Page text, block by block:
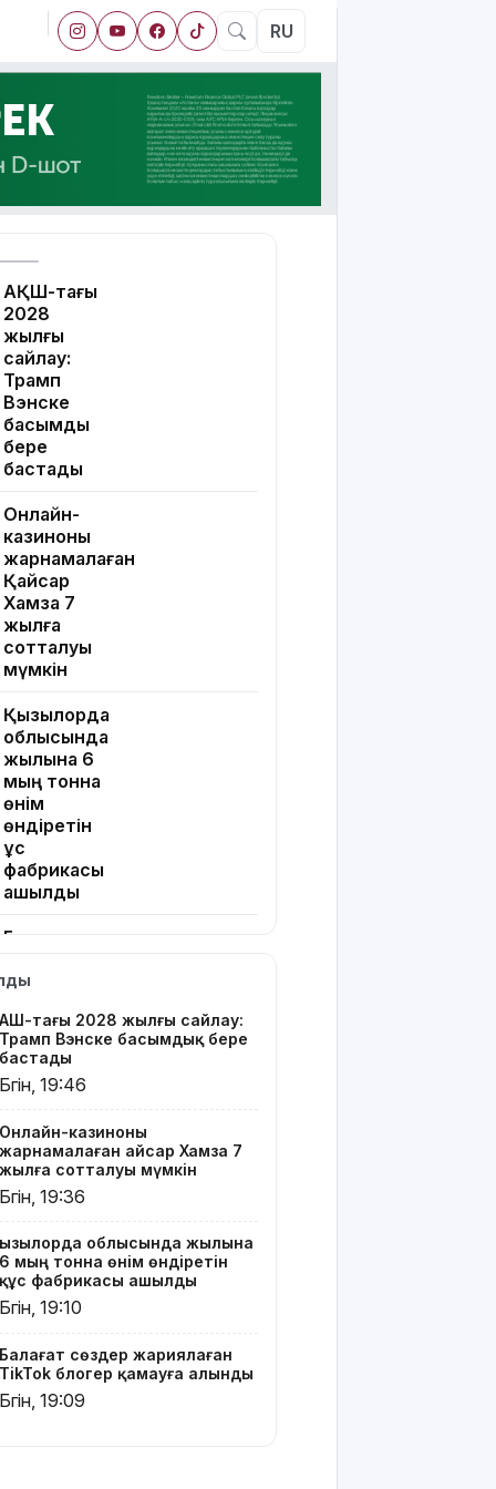
RU
АҚШ-тағы
2028
жылғы
сайлау:
Трамп
Вэнске
басымдық
бере
бастады
Онлайн-
казиноны
жарнамалаған
Қайсар
Хамза 7
жылға
сотталуы
мүмкін
Қызылорда
облысында
жылына 6
мың тонна
өнім
өндіретін
құс
фабрикасы
ашылды
Балағат
жариялаған
блогер
қамауға
алынды
3,5 мың
метр
биіктіктегі
туристерге
көрсетті
Еңбек
кодексінде
көп: енді
жұмысқа
қабылдаудан
АҚШ-тағы 2028 жылғы сайлау:
Трамп Вэнске басымдық бере
бастады
Бүгін, 19:46
Онлайн-казиноны
жарнамалаған Қайсар Хамза 7
жылға сотталуы мүмкін
Бүгін, 19:36
Қызылорда облысында жылына
6 мың тонна өнім өндіретін
құс фабрикасы ашылды
Бүгін, 19:10
Балағат сөздер жариялаған
TikTok блогер қамауға алынды
Бүгін, 19:09